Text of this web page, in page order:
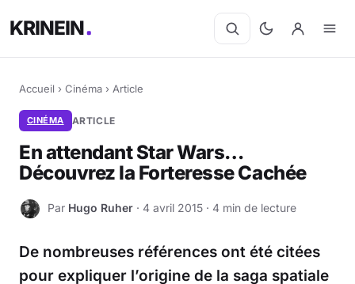
KRINEIN
Accueil › Cinéma › Article
CINÉMA ARTICLE
En attendant Star Wars…
Découvrez la Forteresse Cachée
H Par Hugo Ruher · 4 avril 2015 · 4 min de lecture
De nombreuses références ont été citées
pour expliquer l’origine de la saga spatiale